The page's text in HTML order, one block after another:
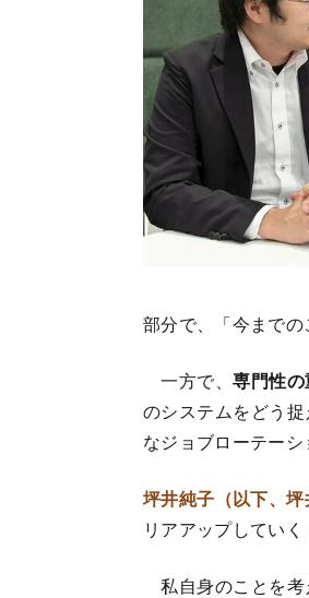
部分で、「今までの
一方で、専門性
のシステムをどう
なジョブローテー
坪井純子（以下、坪
リアアップしてい
私自身のことを考